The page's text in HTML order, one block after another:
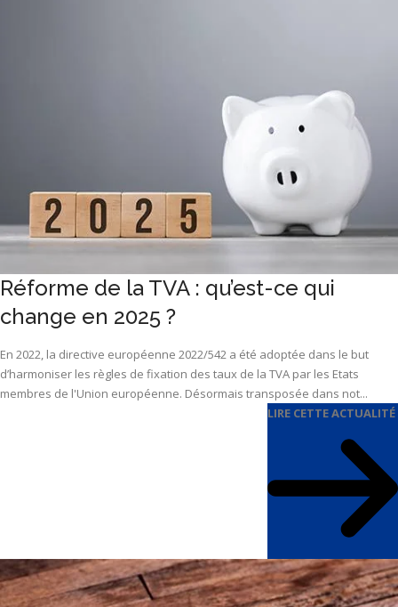
Réforme de la TVA : qu’est-ce qui
change en 2025 ?
En 2022, la directive européenne 2022/542 a été adoptée dans le but
d’harmoniser les règles de fixation des taux de la TVA par les Etats
membres de l'Union européenne. Désormais transposée dans not...
LIRE CETTE ACTUALITÉ